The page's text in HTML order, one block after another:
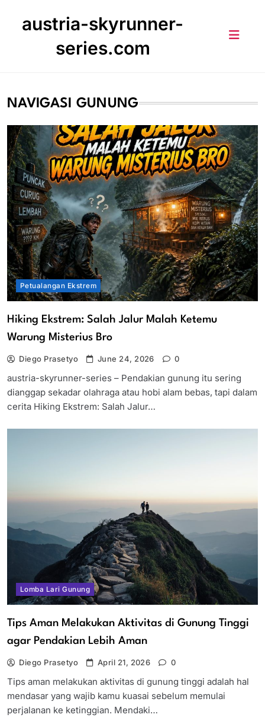
austria-skyrunner-
series.com
NAVIGASI GUNUNG
Petualangan Ekstrem
Hiking Ekstrem: Salah Jalur Malah Ketemu
Warung Misterius Bro
Diego Prasetyo June 24, 2026 0
austria-skyrunner-series – Pendakian gunung itu sering
dianggap sekadar olahraga atau hobi alam bebas, tapi dalam
cerita Hiking Ekstrem: Salah Jalur…
Lomba Lari Gunung
Tips Aman Melakukan Aktivitas di Gunung Tinggi
agar Pendakian Lebih Aman
Diego Prasetyo April 21, 2026 0
Tips aman melakukan aktivitas di gunung tinggi adalah hal
mendasar yang wajib kamu kuasai sebelum memulai
perjalanan ke ketinggian. Mendaki…